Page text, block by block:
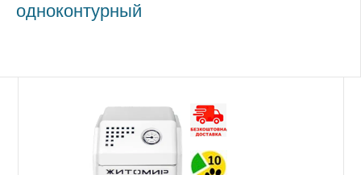
одноконтурный